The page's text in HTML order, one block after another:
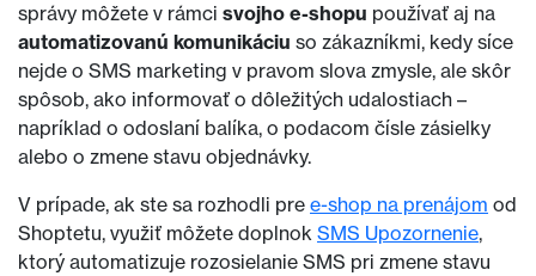
správy môžete v rámci svojho e-shopu používať aj na
automatizovanú komunikáciu so zákazníkmi, kedy síce
nejde o SMS marketing v pravom slova zmysle, ale skôr
spôsob, ako informovať o dôležitých udalostiach –
napríklad o odoslaní balíka, o podacom čísle zásielky
alebo o zmene stavu objednávky.
V prípade, ak ste sa rozhodli pre e-shop na prenájom od
Shoptetu, využiť môžete doplnok SMS Upozornenie,
ktorý automatizuje rozosielanie SMS pri zmene stavu